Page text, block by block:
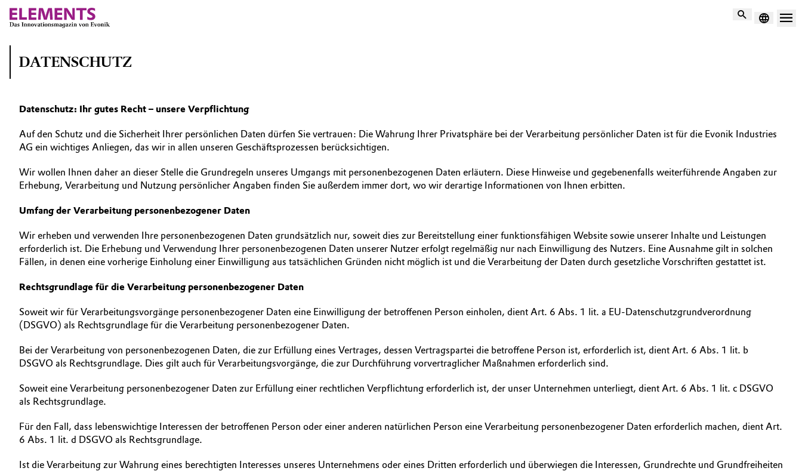
Suche
DATENSCHUTZ
Datenschutz: Ihr gutes Recht – unsere Verpflichtung
Auf den Schutz und die Sicherheit Ihrer persönlichen Daten dürfen Sie vertrauen: Die Wahrung Ihrer Privatsphäre bei der Verarbeitung persönlicher Daten ist für die Evonik Industries
AG ein wichtiges Anliegen, das wir in allen unseren Geschäftsprozessen berücksichtigen.
Wir wollen Ihnen daher an dieser Stelle die Grundregeln unseres Umgangs mit personenbezogenen Daten erläutern. Diese Hinweise und gegebenenfalls weiterführende Angaben zur
Erhebung, Verarbeitung und Nutzung persönlicher Angaben finden Sie außerdem immer dort, wo wir derartige Informationen von Ihnen erbitten.
Umfang der Verarbeitung personenbezogener Daten
Wir erheben und verwenden Ihre personenbezogenen Daten grundsätzlich nur, soweit dies zur Bereitstellung einer funktionsfähigen Website sowie unserer Inhalte und Leistungen
erforderlich ist. Die Erhebung und Verwendung Ihrer personenbezogenen Daten unserer Nutzer erfolgt regelmäßig nur nach Einwilligung des Nutzers. Eine Ausnahme gilt in solchen
Fällen, in denen eine vorherige Einholung einer Einwilligung aus tatsächlichen Gründen nicht möglich ist und die Verarbeitung der Daten durch gesetzliche Vorschriften gestattet ist.
Rechtsgrundlage für die Verarbeitung personenbezogener Daten
Soweit wir für Verarbeitungsvorgänge personenbezogener Daten eine Einwilligung der betroffenen Person einholen, dient Art. 6 Abs. 1 lit. a EU-Datenschutzgrundverordnung
(DSGVO) als Rechtsgrundlage für die Verarbeitung personenbezogener Daten.
Bei der Verarbeitung von personenbezogenen Daten, die zur Erfüllung eines Vertrages, dessen Vertragspartei die betroffene Person ist, erforderlich ist, dient Art. 6 Abs. 1 lit. b
DSGVO als Rechtsgrundlage. Dies gilt auch für Verarbeitungsvorgänge, die zur Durchführung vorvertraglicher Maßnahmen erforderlich sind.
Soweit eine Verarbeitung personenbezogener Daten zur Erfüllung einer rechtlichen Verpflichtung erforderlich ist, der unser Unternehmen unterliegt, dient Art. 6 Abs. 1 lit. c DSGVO
als Rechtsgrundlage.
Für den Fall, dass lebenswichtige Interessen der betroffenen Person oder einer anderen natürlichen Person eine Verarbeitung personenbezogener Daten erforderlich machen, dient Art.
6 Abs. 1 lit. d DSGVO als Rechtsgrundlage.
Ist die Verarbeitung zur Wahrung eines berechtigten Interesses unseres Unternehmens oder eines Dritten erforderlich und überwiegen die Interessen, Grundrechte und Grundfreiheiten